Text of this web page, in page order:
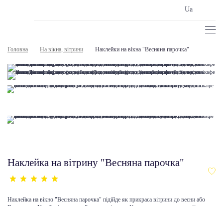
Ua
Головна На вікна, вітрини Наклейки на вікна "Весняна парочка"
Наклейка на вітрину "Весняна парочка"
Наклейка на вікно "Весняна парочка" підійде як прикраса вітрини до весни або